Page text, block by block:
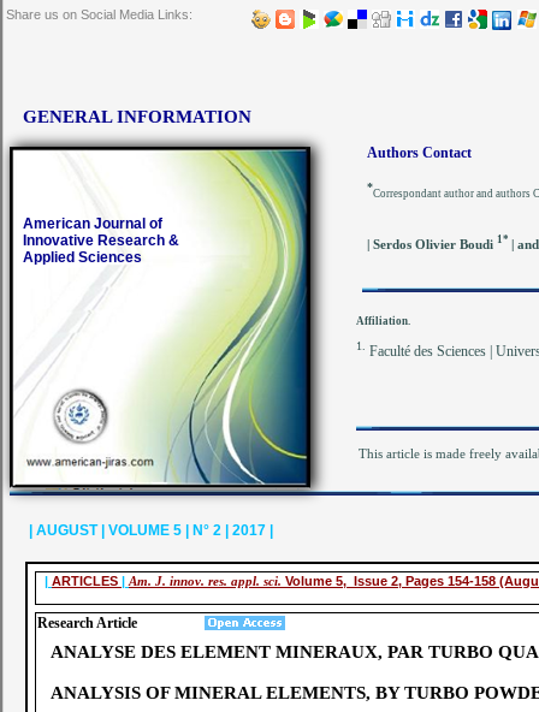
This article is made freely
Affiliation.
1. Faculté des Sciences |
GENERAL INFORMATION
American Journal of
Innovative Research &
Applied Sciences
Share us on Social Media Links:
| ARTICLES | Am. J. innov. res. appl. sci. Volume 5, Issue 2, Pages 154-158
Research Article
| AUGUST | VOLUME 5 | N° 2 | 2017 |
ANALYSE DES ELEMENT MINERAUX, PAR TURBO
ANALYSIS OF MINERAL ELEMENTS, BY TURBO
Authors Contact
*Correspondant author and authors
| Serdos Olivier Boudi 1* |